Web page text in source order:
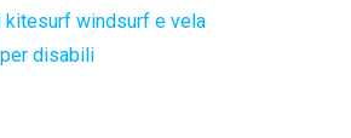
kitesurf windsurf e vela
disabili